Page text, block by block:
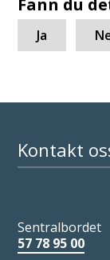
Fann du
Ja
Kontakt
Sentralbordet
57 78 95 00